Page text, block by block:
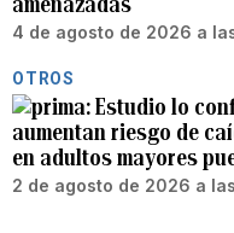
4 de agosto de 2026 a
OTROS
Estudio lo
aumentan riesgo de
en adultos mayores
2 de agosto de 2026 a